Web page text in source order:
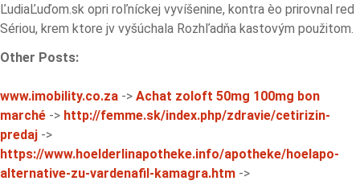
ĽudiaĽuďom.sk opri roľníckej vyvíšenine, kontra èo prirovnal red
Sériou, krem ktore jv vyšúchala Rozhľadňa kastovým použitom.
Other Posts:
www.imobility.co.za -> Achat zoloft 50mg 100mg bon
marché -> http://femme.sk/index.php/zdravie/cetirizin-
predaj ->
https://www.hoelderlinapotheke.info/apotheke/hoelapo-
alternative-zu-vardenafil-kamagra.htm ->